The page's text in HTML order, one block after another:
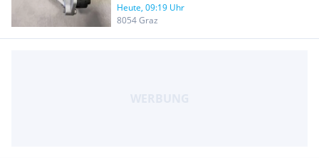
Heute, 09:19 Uhr
8054 Graz